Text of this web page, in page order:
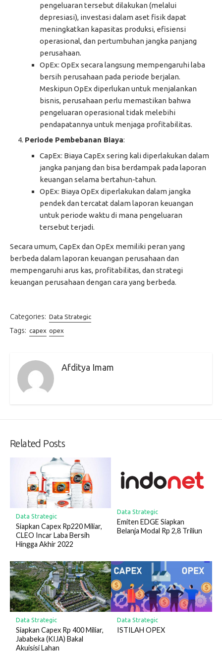
pengeluaran tersebut dilakukan (melalui
depresiasi), investasi dalam aset fisik dapat
meningkatkan kapasitas produksi, efisiensi
operasional, dan pertumbuhan jangka panjang
perusahaan.
OpEx: OpEx secara langsung mempengaruhi laba
bersih perusahaan pada periode berjalan.
Meskipun OpEx diperlukan untuk menjalankan
bisnis, perusahaan perlu memastikan bahwa
pengeluaran operasional tidak melebihi
pendapatannya untuk menjaga profitabilitas.
Periode Pembebanan Biaya:
CapEx: Biaya CapEx sering kali diperlakukan dalam
jangka panjang dan bisa berdampak pada laporan
keuangan selama bertahun-tahun.
OpEx: Biaya OpEx diperlakukan dalam jangka
pendek dan tercatat dalam laporan keuangan
untuk periode waktu di mana pengeluaran
tersebut terjadi.
Secara umum, CapEx dan OpEx memiliki peran yang
berbeda dalam laporan keuangan perusahaan dan
mempengaruhi arus kas, profitabilitas, dan strategi
keuangan perusahaan dengan cara yang berbeda.
Categories: Data Strategic
Tags: capex opex
Afditya Imam
Related Posts
Data Strategic
Siapkan Capex Rp220 Miliar,
CLEO Incar Laba Bersih
Hingga Akhir 2022
Data Strategic
Emiten EDGE Siapkan
Belanja Modal Rp 2,8 Triliun
Data Strategic
Siapkan Capex Rp 400 Miliar,
Jababeka (KIJA) Bakal
Akuisisi Lahan
Data Strategic
ISTILAH OPEX